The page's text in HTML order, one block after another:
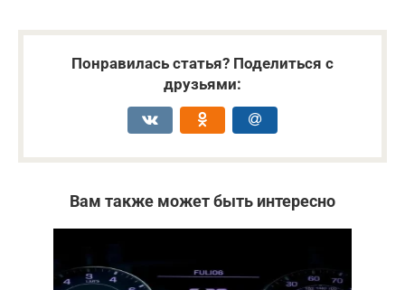
Понравилась статья? Поделиться с
друзьями:
Вам также может быть интересно